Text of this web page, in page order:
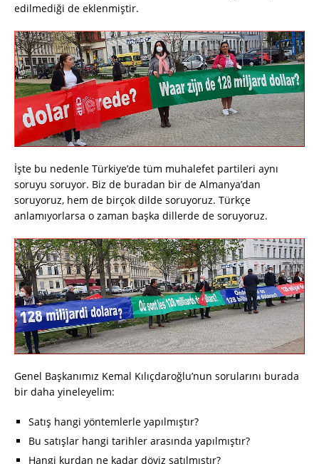
edilmediği de eklenmiştir.
İşte bu nedenle Türkiye’de tüm muhalefet partileri aynı
soruyu soruyor. Biz de buradan bir de Almanya’dan
soruyoruz, hem de birçok dilde soruyoruz. Türkçe
anlamıyorlarsa o zaman başka dillerde de soruyoruz.
Genel Başkanımız Kemal Kılıçdaroğlu’nun sorularını burada
bir daha yineleyelim:
Satış hangi yöntemlerle yapılmıştır?
Bu satışlar hangi tarihler arasında yapılmıştır?
Hangi kurdan ne kadar döviz satılmıştır?